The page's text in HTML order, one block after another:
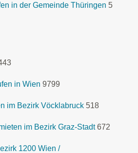
in der Gemeinde Thüringen 5
in Wien 9799
im Bezirk Vöcklabruck 518
im Bezirk Graz-Stadt 672
1200 Wien /